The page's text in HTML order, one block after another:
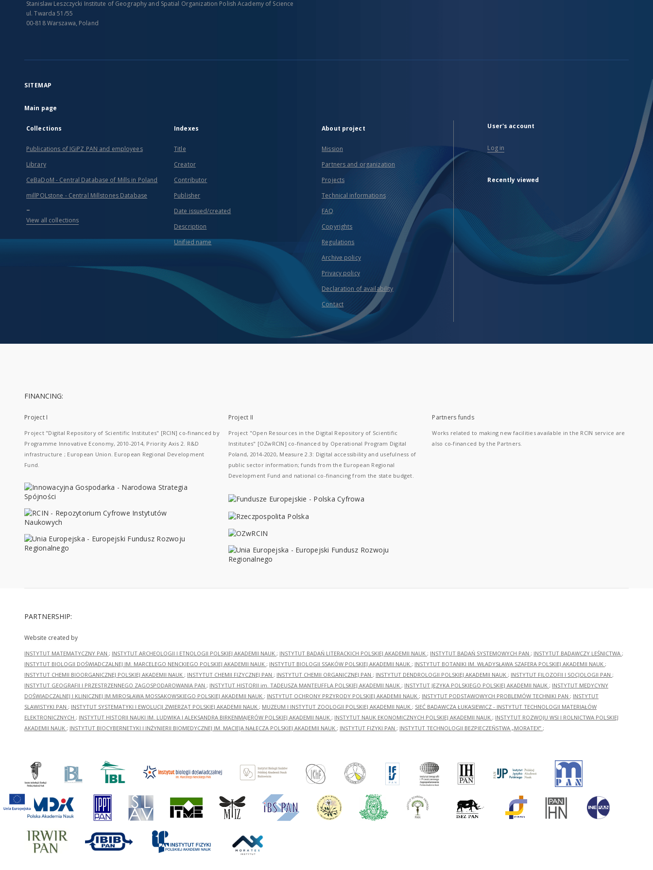
Stanislaw Leszczycki Institute of Geography and Spatial Organization Polish Academy of Science
ul. Twarda 51/55
00-818 Warszawa, Poland
SITEMAP
Main page
Collections
Publications of IGiPZ PAN and employees
Library
CeBaDoM - Central Database of Mills in Poland
millPOLstone - Central Millstones Database
...
View all collections
Indexes
Title
Creator
Contributor
Publisher
Date issued/created
Description
Unified name
About project
Mission
Partners and organization
Projects
Technical informations
FAQ
Copyrights
Regulations
Archive policy
Privacy policy
Declaration of availability
Contact
User's account
Log in
Recently viewed
FINANCING:
Project I
Project "Digital Repository of Scientific Institutes" [RCIN] co-financed by
Programme Innovative Economy, 2010-2014, Priority Axis 2. R&D
infrastructure ; European Union. European Regional Development
Fund.
Project II
Project "Open Resources in the Digital Repository of Scientific
Institutes" [OZwRCIN] co-financed by Operational Program Digital
Poland, 2014-2020, Measure 2.3: Digital accessibility and usefulness of
public sector information; funds from the European Regional
Development Fund and national co-financing from the state budget.
Partners funds
Works related to making new facilities available in the RCIN service are
also co-financed by the Partners.
PARTNERSHIP:
Website created by
INSTYTUT MATEMATYCZNY PAN ; INSTYTUT ARCHEOLOGII I ETNOLOGII POLSKIEJ AKADEMII NAUK ; INSTYTUT BADAŃ LITERACKICH POLSKIEJ AKADEMII NAUK ; INSTYTUT BADAŃ SYSTEMOWYCH PAN ; INSTYTUT BADAWCZY LEŚNICTWA ;
INSTYTUT BIOLOGII DOŚWIADCZALNEJ IM. MARCELEGO NENCKIEGO POLSKIEJ AKADEMII NAUK ; INSTYTUT BIOLOGII SSAKÓW POLSKIEJ AKADEMII NAUK ; INSTYTUT BOTANIKI IM. WŁADYSŁAWA SZAFERA POLSKIEJ AKADEMII NAUK ;
INSTYTUT CHEMII BIOORGANICZNEJ POLSKIEJ AKADEMII NAUK ; INSTYTUT CHEMII FIZYCZNEJ PAN ; INSTYTUT CHEMII ORGANICZNEJ PAN ; INSTYTUT DENDROLOGII POLSKIEJ AKADEMII NAUK ; INSTYTUT FILOZOFII I SOCJOLOGII PAN ;
INSTYTUT GEOGRAFII I PRZESTRZENNEGO ZAGOSPODAROWANIA PAN ; INSTYTUT HISTORII im. TADEUSZA MANTEUFFLA POLSKIEJ AKADEMII NAUK ; INSTYTUT JĘZYKA POLSKIEGO POLSKIEJ AKADEMII NAUK ; INSTYTUT MEDYCYNY
DOŚWIADCZALNEJ I KLINICZNEJ IM.MIROSŁAWA MOSSAKOWSKIEGO POLSKIEJ AKADEMII NAUK ; INSTYTUT OCHRONY PRZYRODY POLSKIEJ AKADEMII NAUK ; INSTYTUT PODSTAWOWYCH PROBLEMÓW TECHNIKI PAN ; INSTYTUT
SLAWISTYKI PAN ; INSTYTUT SYSTEMATYKI I EWOLUCJI ZWIERZĄT POLSKIEJ AKADEMII NAUK ; MUZEUM I INSTYTUT ZOOLOGII POLSKIEJ AKADEMII NAUK ; SIEĆ BADAWCZA ŁUKASIEWICZ - INSTYTUT TECHNOLOGII MATERIAŁÓW
ELEKTRONICZNYCH ; INSTYTUT HISTORII NAUKI IM. LUDWIKA I ALEKSANDRA BIRKENMAJERÓW POLSKIEJ AKADEMII NAUK ; INSTYTUT NAUK EKONOMICZNYCH POLSKIEJ AKADEMII NAUK ; INSTYTUT ROZWOJU WSI I ROLNICTWA POLSKIEJ
AKADEMII NAUK ; INSTYTUT BIOCYBERNETYKI I INŻYNIERII BIOMEDYCZNEJ IM. MACIEJA NAŁĘCZA POLSKIEJ AKADEMII NAUK ; INSTYTUT FIZYKI PAN ; INSTYTUT TECHNOLOGII BEZPIECZEŃSTWA „MORATEX” ;